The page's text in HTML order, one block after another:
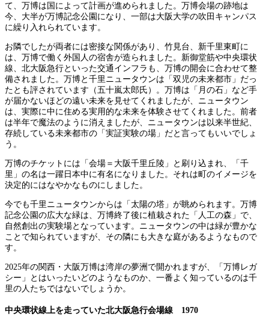
て、万博は国によって計画が進められました。万博会場の跡地は
今、大半が万博記念公園になり、一部は大阪大学の吹田キャンパス
に繰り入れられています。
お隣でしたが両者には密接な関係があり、竹見台、新千里東町に
は、万博で働く外国人の宿舎が造られました。新御堂筋や中央環状
線、北大阪急行といった交通インフラも、万博の開会に合わせて整
備されました。万博と千里ニュータウンは「双児の未来都市」だっ
たとも評されています（五十嵐太郎氏）。万博は「月の石」など手
が届かないほどの遠い未来を見せてくれましたが、ニュータウン
は、実際に中に住める実用的な未来を体験させてくれました。前者
は半年で魔法のように消えましたが、ニュータウンは以来半世紀、
存続している未来都市の「実証実験の場」だと言ってもいいでしょ
う。
万博のチケットには「会場＝大阪千里丘陵」と刷り込まれ、「千
里」の名は一躍日本中に有名になりました。それは町のイメージを
決定的にはなやかなものにしました。
今でも千里ニュータウンからは「太陽の塔」が眺められます。万博
記念公園の広大な緑は、万博終了後に植栽された「人工の森」で、
自然創出の実験場となっています。ニュータウンの中は緑が豊かな
ことで知られていますが、その隣にも大きな庭があるようなもので
す。
2025年の関西・大阪万博は湾岸の夢洲で開かれますが、「万博レガ
シー」とはいったいどのようなものか、一番よく知っているのは千
里の人たちではないでしょうか。
中央環状線上を走っていた北大阪急行会場線 1970